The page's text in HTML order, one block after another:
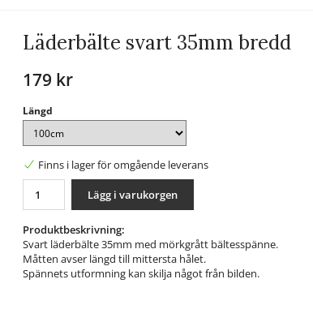
Läderbälte svart 35mm bredd
179 kr
Längd
Finns i lager för omgående leverans
Lägg i varukorgen
Produktbeskrivning:
Svart läderbälte 35mm med mörkgrått bältesspänne.
Måtten avser längd till mittersta hålet.
Spännets utformning kan skilja något från bilden.